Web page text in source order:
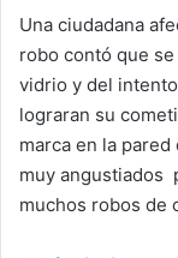
Una ciudadana
robo contó que
vidrio y del
lograran su
marca en la
muy angustiados
muchos robos de